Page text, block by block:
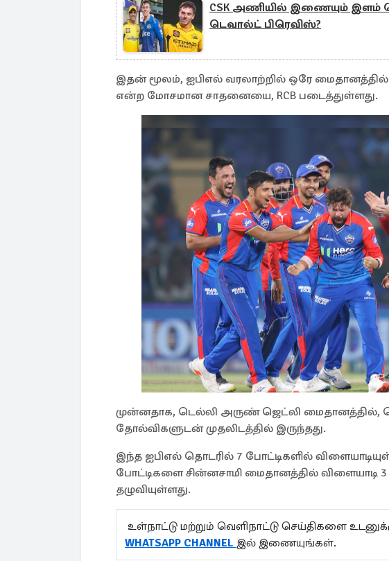
CSK அணியில் இணையும் இளம்
டெவால்ட் பிரெவிஸ்?
இதன் மூலம், ஐபிஎல் வரலாற்றில் ஒரே
என்ற மோசமான சாதனையை, RCB படைத்துள்ளது.
முன்னதாக, டெல்லி அருண் ஜெட்லி மைதானத்தில்,
தோல்விகளுடன் முதலிடத்தில் இருந்தது.
இந்த ஐபிஎல் தொடரில் 7 போட்டிகளில்
போட்டிகளை சின்னசாமி மைதானத்தில் விளையாடி
தழுவியுள்ளது.
உள்நாட்டு மற்றும் வெளிநாட்டு செய்திகளை
WHATSAPP CHANNEL இல் இணையுங்கள்.